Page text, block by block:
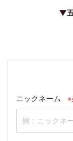
▼
ニックネーム ※